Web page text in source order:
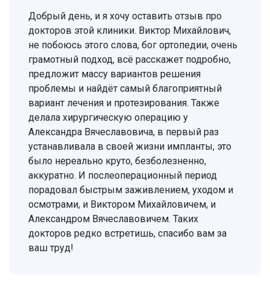
Добрый день, и я хочу оставить отзыв про
докторов этой клиники. Виктор Михайлович,
не побоюсь этого слова, бог ортопедии, очень
грамотный подход, всё расскажет подробно,
предложит массу вариантов решения
проблемы и найдёт самый благоприятный
вариант лечения и протезирования. Также
делала хирургическую операцию у
Александра Вячеславовича, в первый раз
устанавливала в своей жизни импланты, это
было нереально круто, безболезненно,
аккуратно. И послеоперационный период
порадовал быстрым заживлением, уходом и
осмотрами, и Виктором Михайловичем, и
Александром Вячеславовичем. Таких
докторов редко встретишь, спасибо вам за
ваш труд!